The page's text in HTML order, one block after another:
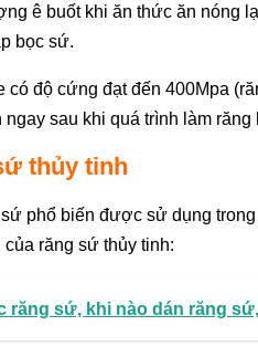
ê buốt khi ăn thức ăn nóng
bọc sứ.
có độ cứng đạt đến 400Mpa
sau khi quá trình làm răng
thủy tinh
phổ biến được sử dụng
răng sứ thủy tinh:
răng sứ, khi nào dán răng